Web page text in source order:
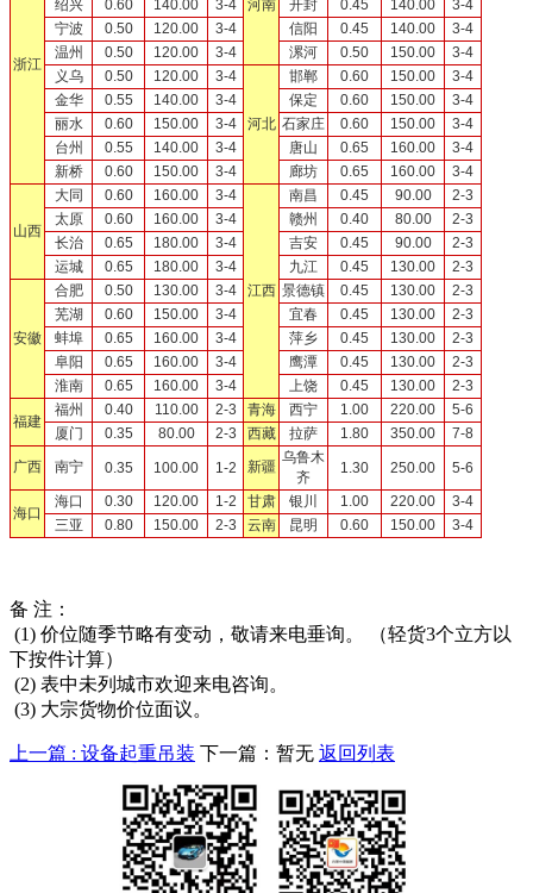
浙江
河南
绍兴
0.60 140.00 3-4 开封 0.45 140.00
3-4
宁波
0.50 120.00 3-4 信阳 0.45 140.00
3-4
温州
0.50 120.00 3-4 漯河 0.50 150.00
3-4
义乌
0.50 120.00 3-4
河北
邯郸 0.60 150.00
3-4
金华
0.55 140.00 3-4 保定 0.60 150.00
3-4
丽水
0.60 150.00 3-4 石家庄 0.60 150.00
3-4
台州
0.55 140.00 3-4 唐山 0.65 160.00
3-4
新桥
0.60 150.00 3-4 廊坊 0.65 160.00 3-4
山西
大同 0.60 160.00 3-4
江西
南昌 0.45 90.00
2-3
太原
0.60 160.00 3-4 赣州 0.40 80.00
2-3
长治
0.65 180.00 3-4 吉安 0.45 90.00
2-3
运城
0.65 180.00 3-4 九江 0.45 130.00 2-3
安徽
合肥 0.50 130.00 3-4 景德镇 0.45 130.00
2-3
芜湖
0.60 150.00 3-4 宜春 0.45 130.00
2-3
蚌埠
0.65 160.00 3-4 萍乡 0.45 130.00
2-3
阜阳
0.65 160.00 3-4 鹰潭 0.45 130.00
2-3
淮南
0.65 160.00 3-4 上饶 0.45 130.00 2-3
福建
福州 0.40 110.00 2-3 青海 西宁 1.00 220.00
5-6
厦门
0.35 80.00 2-3 西藏 拉萨 1.80 350.00
7-8
广西
南宁 0.35 100.00 1-2 新疆
乌鲁木
齐
1.30 250.00 5-6
海口
海口 0.30 120.00 1-2 甘肃 银川 1.00 220.00
3-4
三亚
0.80 150.00 2-3 云南 昆明 0.60 150.00 3-4
备 注：
(1) 价位随季节略有变动，敬请来电垂询。 （轻货3个立方以
下按件计算）
(2) 表中未列城市欢迎来电咨询。
(3) 大宗货物价位面议。
上一篇 : 设备起重吊装 下一篇：暂无 返回列表